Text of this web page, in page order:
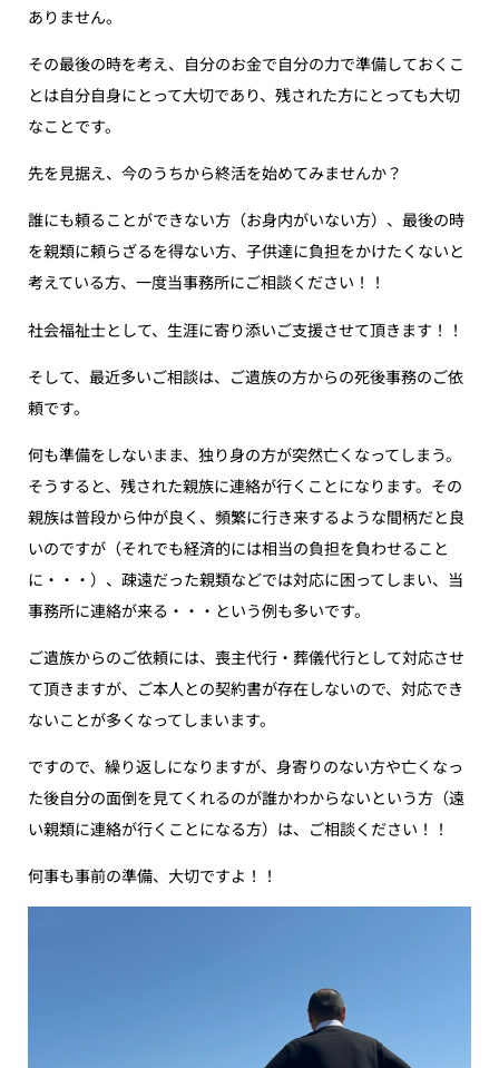
ありません。
その最後の時を考え、自分のお金で自分の力で準備しておくこ
とは自分自身にとって大切であり、残された方にとっても大切
なことです。
先を見据え、今のうちから終活を始めてみませんか？
誰にも頼ることができない方（お身内がいない方）、最後の時
を親類に頼らざるを得ない方、子供達に負担をかけたくないと
考えている方、一度当事務所にご相談ください！！
社会福祉士として、生涯に寄り添いご支援させて頂きます！！
そして、最近多いご相談は、ご遺族の方からの死後事務のご依
頼です。
何も準備をしないまま、独り身の方が突然亡くなってしまう。
そうすると、残された親族に連絡が行くことになります。その
親族は普段から仲が良く、頻繁に行き来するような間柄だと良
いのですが（それでも経済的には相当の負担を負わせること
に・・・）、疎遠だった親類などでは対応に困ってしまい、当
事務所に連絡が来る・・・という例も多いです。
ご遺族からのご依頼には、喪主代行・葬儀代行として対応させ
て頂きますが、ご本人との契約書が存在しないので、対応でき
ないことが多くなってしまいます。
ですので、繰り返しになりますが、身寄りのない方や亡くなっ
た後自分の面倒を見てくれるのが誰かわからないという方（遠
い親類に連絡が行くことになる方）は、ご相談ください！！
何事も事前の準備、大切ですよ！！